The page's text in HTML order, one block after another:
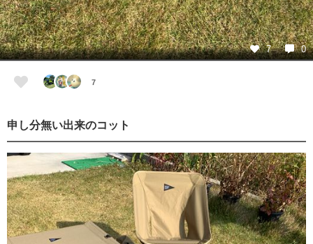
7 0
7
申し分無い出来のコット